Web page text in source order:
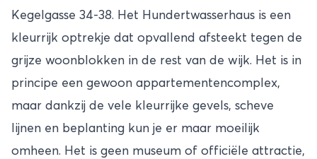
Kegelgasse 34-38. Het Hundertwasserhaus is een
kleurrijk optrekje dat opvallend afsteekt tegen de
grijze woonblokken in de rest van de wijk. Het is in
principe een gewoon appartementencomplex,
maar dankzij de vele kleurrijke gevels, scheve
lijnen en beplanting kun je er maar moeilijk
omheen. Het is geen museum of officiële attractie,